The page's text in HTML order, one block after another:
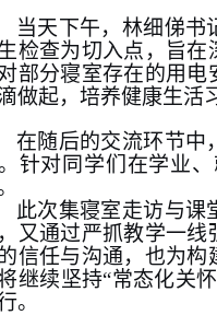
当天下午，林细俤书
生检查为切入点，旨
部分寝室存在的用电
做起，培养健康生活
在随后的交流环节中
针对同学们在学业
此次集寝室走访与课
又通过严抓教学一线
信任与沟通，也为
继续坚持“常态化关
。